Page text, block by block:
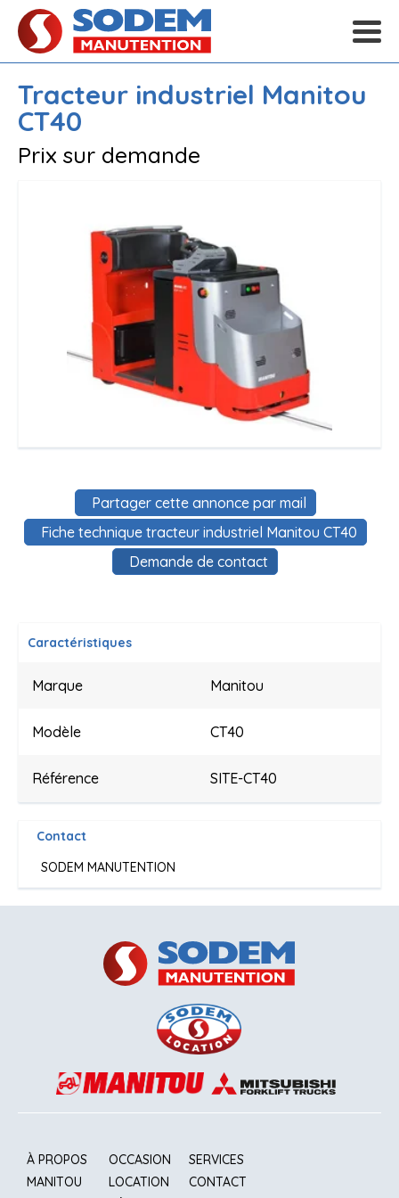
Tracteur industriel Manitou
CT40
Prix sur demande
Demande de contact
Partager cette annonce par mail
Fiche technique tracteur industriel Manitou CT40
Caractéristiques
Marque Manitou
Modèle CT40
Référence SITE-CT40
Contact
SODEM MANUTENTION
À PROPOS
MANITOU
OCCASION
LOCATION
SERVICES
CONTACT